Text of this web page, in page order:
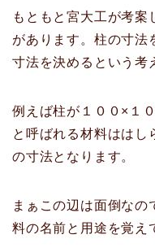
もともと宮大工が考案
があります。柱の寸法
寸法を決めるという考
例えば柱が１００×１
と呼ばれる材料ははし
の寸法となります。
まぁこの辺は面倒なの
料の名前と用途を覚え